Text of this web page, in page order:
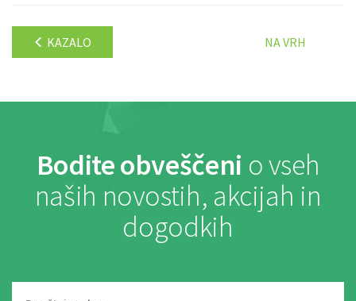
KAZALO NA VRH
Bodite obveščeni o vseh
naših novostih, akcijah in
dogodkih